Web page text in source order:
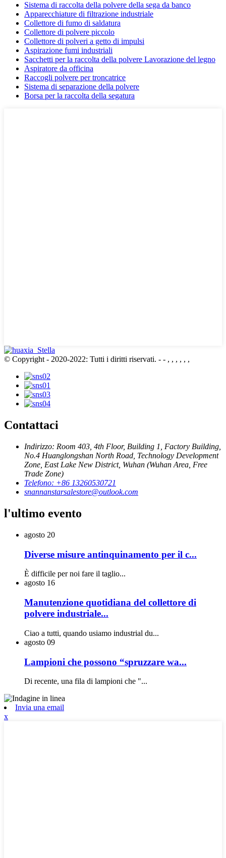
Sistema di raccolta della polvere della sega da banco
Apparecchiature di filtrazione industriale
Collettore di fumo di saldatura
Collettore di polvere piccolo
Collettore di polveri a getto di impulsi
Aspirazione fumi industriali
Sacchetti per la raccolta della polvere Lavorazione del legno
Aspiratore da officina
Raccogli polvere per troncatrice
Sistema di separazione della polvere
Borsa per la raccolta della segatura
© Copyright - 2020-2022: Tutti i diritti riservati. - - , , , , , ,
Contattaci
Indirizzo: Room 403, 4th Floor, Building 1, Factory Building,
No.4 Huanglongshan North Road, Technology Development
Zone, East Lake New District, Wuhan (Wuhan Area, Free
Trade Zone)
Telefono: +86 13260530721
snannanstarsalestore@outlook.com
l'ultimo evento
agosto 20
Diverse misure antinquinamento per il c...
È difficile per noi fare il taglio...
agosto 16
Manutenzione quotidiana del collettore di
polvere industriale...
Ciao a tutti, quando usiamo industrial du...
agosto 09
Lampioni che possono “spruzzare wa...
Di recente, una fila di lampioni che "...
Invia una email
x